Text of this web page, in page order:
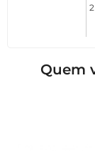
Quem